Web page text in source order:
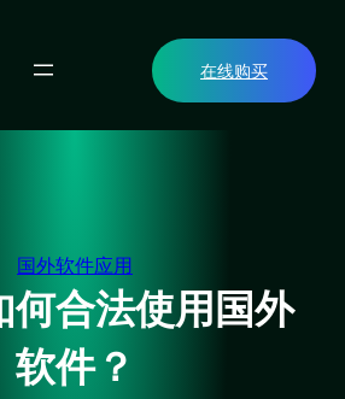
在线购买
国外软件应用
何合法使用国外
软件？